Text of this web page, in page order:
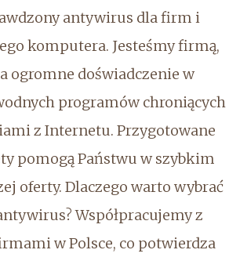
antywirus dla firm i
komputera. Jesteśmy firmą,
ogromne doświadczenie w
programów chroniących
z Internetu. Przygotowane
pomogą Państwu w szybkim
oferty. Dlaczego warto wybrać
Współpracujemy z
w Polsce, co potwierdza